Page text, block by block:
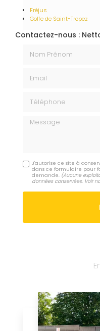
Fréjus
Golfe de Saint-Tropez
Contactez-nous :
Message
J'autorise ce site à
dans ce formulaire pour
demande. (Aucune
données conservées. Voir